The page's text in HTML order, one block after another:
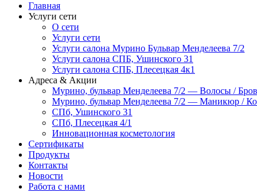
Главная
Услуги сети
О сети
Услуги сети
Услуги салона Мурино Бульвар Менделеева 7/2
Услуги салона СПБ, Ушинского 31
Услуги салона СПБ, Плесецкая 4к1
Адреса & Акции
Мурино, бульвар Менделеева 7/2 — Волосы /
Мурино, бульвар Менделеева 7/2 — Маникюр /
СПб, Ушинского 31
СПб, Плесецкая 4/1
Инновационная косметология
Сертификаты
Продукты
Контакты
Новости
Работа с нами